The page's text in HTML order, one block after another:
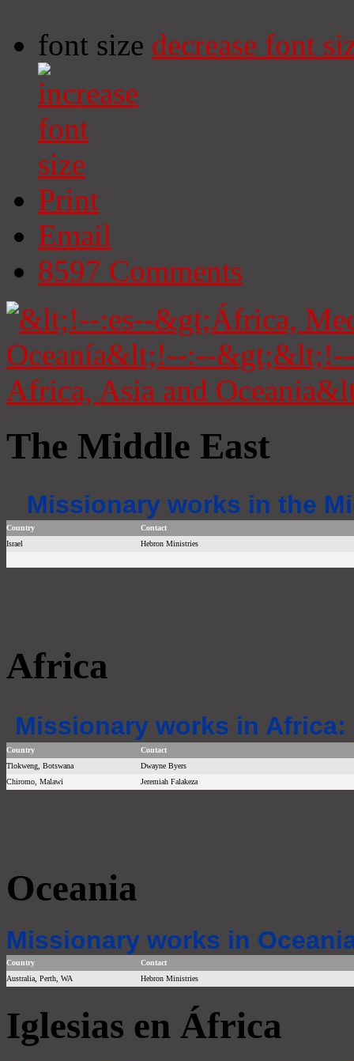
font size decrease font
Print
Email
8597 Comments
The Middle East
Missionary works in the
Country
Contact
Israel
Hebron Ministries
Africa
Missionary works in Africa:
Country
Contact
Tlokweng, Botswana
Dwayne Byers
Chiromo, Malawi
Jeremiah Falakeza
Oceania
Missionary works in
Country
Contact
Australia, Perth, WA
Hebron Ministries
Iglesias en África